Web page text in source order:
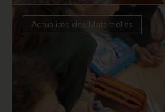
Actualités des Maternelles